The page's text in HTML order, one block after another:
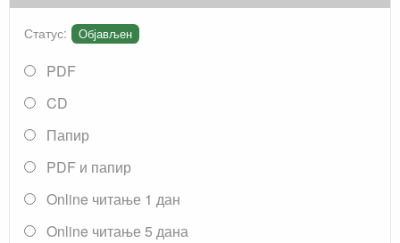
Статус: Објављен
PDF
CD
Папир
PDF и папир
Online читање 1 дан
Online читање 5 дана